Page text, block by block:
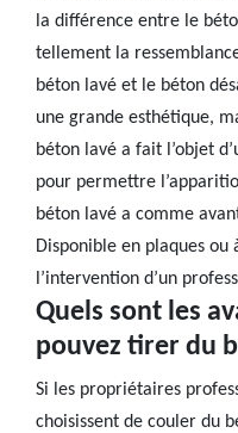
la différence entre le
tellement la
béton lavé et le béton
une grande esthétique,
béton lavé a fait l’objet
pour permettre
béton lavé a comme
Disponible en plaques
l’intervention d’un
Quels sont les
pouvez tirer du
Si les propriétaires
choisissent de couler du